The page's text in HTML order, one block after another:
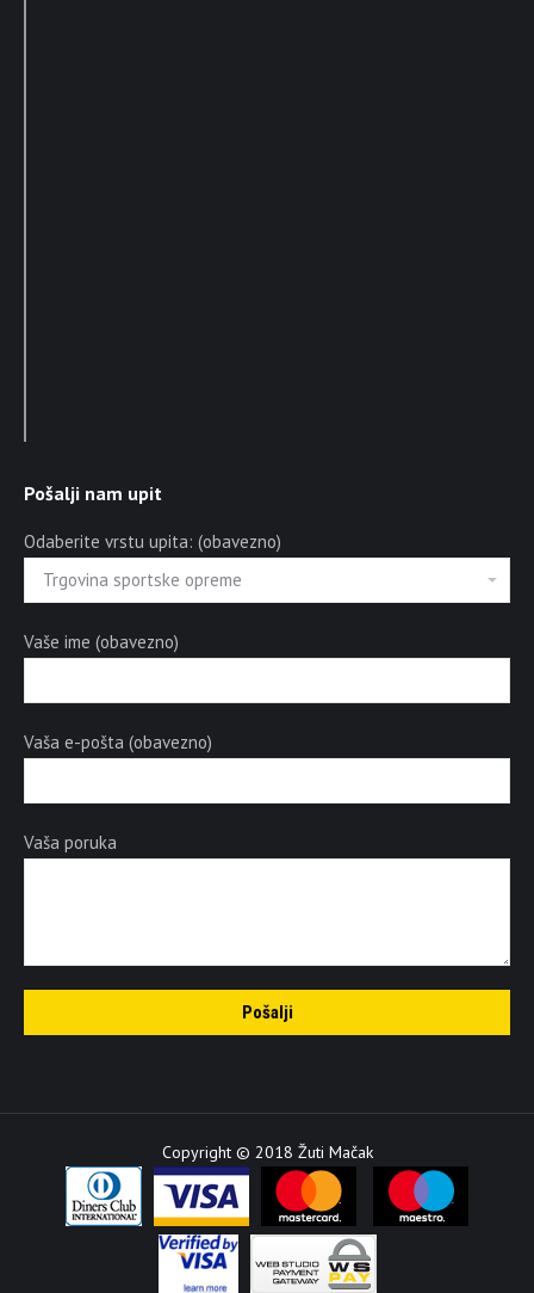
Pošalji nam upit
Odaberite vrstu upita: (obavezno)
Vaše ime (obavezno)
Vaša e-pošta (obavezno)
Vaša poruka
Copyright © 2018 Žuti Mačak